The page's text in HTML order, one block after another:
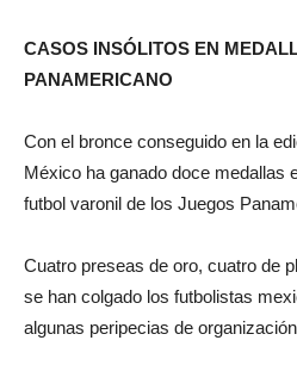
CASOS INSÓLITOS EN
PANAMERICANO
Con el bronce conseguido en la
México ha ganado doce medallas
futbol varonil de los Juegos
Cuatro preseas de oro, cuatro de
se han colgado los futbolistas
algunas peripecias de